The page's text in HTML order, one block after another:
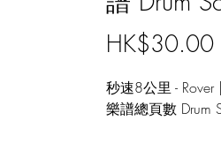
HK$30.00價
秒速8公里 - Rover
樂譜總頁數 Drum